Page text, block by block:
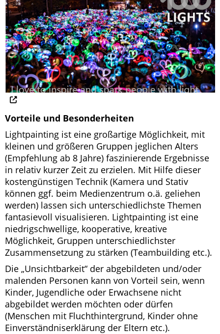
Vorteile und Besonderheiten
Lightpainting ist eine großartige Möglichkeit, mit
kleinen und größeren Gruppen jeglichen Alters
(Empfehlung ab 8 Jahre) faszinierende Ergebnisse
in relativ kurzer Zeit zu erzielen. Mit Hilfe dieser
kostengünstigen Technik (Kamera und Stativ
können ggf. beim Medienzentrum o.ä. geliehen
werden) lassen sich unterschiedlichste Themen
fantasievoll visualisieren. Lightpainting ist eine
niedrigschwellige, kooperative, kreative
Möglichkeit, Gruppen unterschiedlichster
Zusammensetzung zu stärken (Teambuilding etc.).
Die „Unsichtbarkeit“ der abgebildeten und/oder
malenden Personen kann von Vorteil sein, wenn
Kinder, Jugendliche oder Erwachsene nicht
abgebildet werden möchten oder dürfen
(Menschen mit Fluchthintergrund, Kinder ohne
Einverständniserklärung der Eltern etc.).